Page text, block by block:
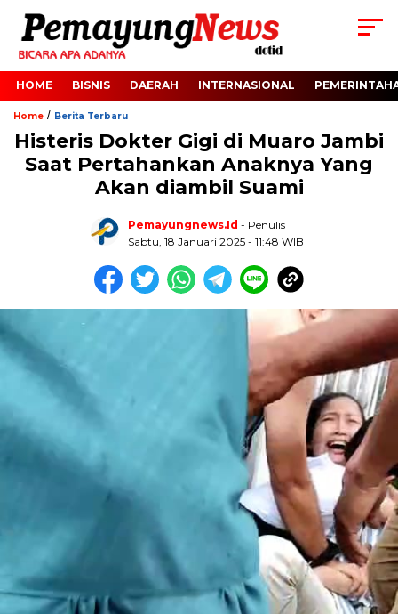
HOME BISNIS DAERAH INTERNASIONAL
Home / Berita Terbaru
Histeris Dokter Gigi di Muaro Jambi
Saat Pertahankan Anaknya Yang
Akan diambil Suami
Pemayungnews.id - Penulis
Sabtu, 18 Januari 2025 - 11:48 WIB